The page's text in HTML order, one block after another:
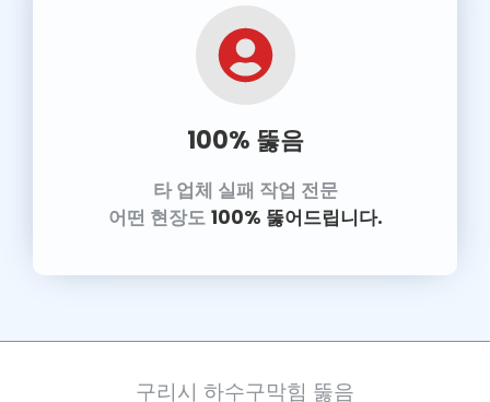
100% 뚫음
타 업체 실패 작업 전문
어떤 현장도 100% 뚫어드립니다.
구리시 하수구막힘 뚫음